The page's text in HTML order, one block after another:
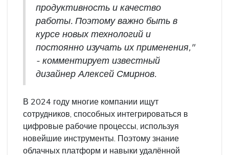
продуктивность и качество
работы. Поэтому важно быть в
курсе новых технологий и
постоянно изучать их применения,"
- комментирует известный
дизайнер Алексей Смирнов.
В 2024 году многие компании ищут
сотрудников, способных интегрироваться в
цифровые рабочие процессы, используя
новейшие инструменты. Поэтому знание
облачных платформ и навыки удалённой